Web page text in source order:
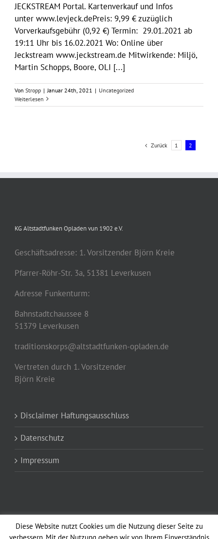
JECKSTREAM Portal. Kartenverkauf und Infos
unter www.levjeck.dePreis: 9,99 € zuzüglich
Vorverkaufsgebühr (0,92 €) Termin: 29.01.2021 ab
19:11 Uhr bis 16.02.2021 Wo: Online über
Jeckstream www.jeckstream.de Mitwirkende: Miljö,
Martin Schopps, Boore, OLI [...]
Von Stropp | Januar 24th, 2021 | Uncategorized
Weiterlesen
Zurück 1 2
KG Altstadtfunken Opladen vun 1902 e.V.
Geschäftsadresse: 1. Vorsitzender Björn Kreie
Pfarrer-Röhr-Str. 3a, 51381 Leverkusen
Adresse Funkenturm:
Bahnstadtchaussee 8
51379 Leverkusen
traditionskorps@altstadtfunken-opladen.de
Vertreten durch 1. Vorsitzender
Björn Kreie
Disclaimer Haftungsausschluss
Datenschutz
Impressum
Diese Website nutzt Cookies um die Nutzung dieser Seite zu